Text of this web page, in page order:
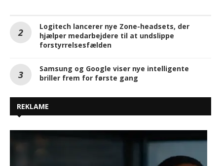
Logitech lancerer nye Zone-headsets, der
hjælper medarbejdere til at undslippe
forstyrrelsesfælden
Samsung og Google viser nye intelligente
briller frem for første gang
REKLAME